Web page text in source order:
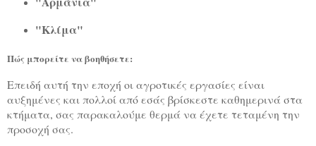
"Κλίμα"
Πώς μπορείτε να βοηθήσετε:
Επειδή αυτή την εποχή οι αγροτικές εργασίες είναι
αυξημένες και πολλοί από εσάς βρίσκεστε καθημερινά στα
κτήματα, σας παρακαλούμε θερμά να έχετε τεταμένη την
προσοχή σας.